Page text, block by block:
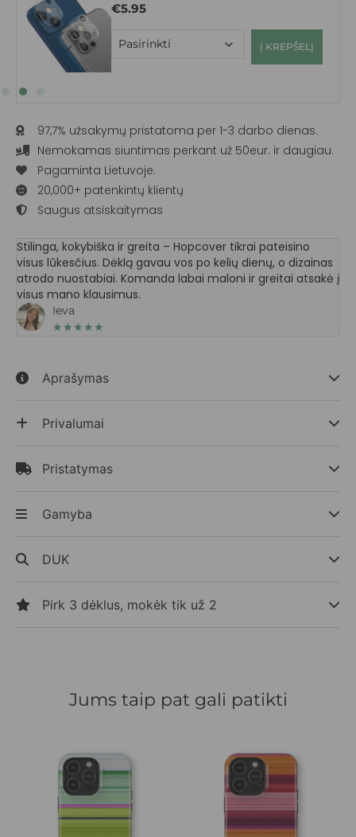
€5.95
Į KREPŠELĮ
97,7% užsakymų pristatoma per 1-3 darbo dienas.
Nemokamas siuntimas perkant už 50eur. ir daugiau.
Pagaminta Lietuvoje.
20,000+ patenkintų klientų
Saugus atsiskaitymas
Ieva
★ ★ ★ ★ ★
Stilinga, kokybiška ir greita – Hopcover tikrai pateisino
visus lūkesčius. Dėklą gavau vos po kelių dienų, o dizainas
atrodo nuostabiai. Komanda labai maloni ir greitai atsakė į
visus mano klausimus.
Aprašymas
Privalumai
Pristatymas
Gamyba
DUK
Pirk 3 dėklus, mokėk tik už 2
Jums taip pat gali patikti